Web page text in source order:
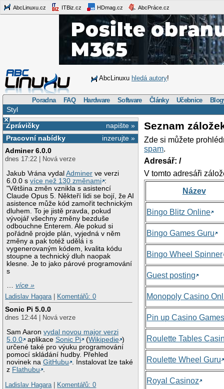
AbcLinuxu.cz ITBiz.cz HDmag.cz AbcPráce.cz
AbcLinuxu hledá autory!
Poradna FAQ Hardware Software Články Učebnice
Styl
×
napište »
Zprávičky
inzerujte »
Pracovní nabídky
Adminer 6.0.0
dnes 17:22 | Nová verze
Jakub Vrána vydalAdminer ve verzi
6.0.0 svíce než 130 změnami :
"Většina změn vznikla s asistencí
Claude Opus 5. Někteří lidi se bojí, že AI
asistence může kód zamořit technickým
dluhem. To je jistě pravda, pokud
vývojář všechny změny bezduše
odbouchne Enterem. Ale pokud si
pořádně projde plán, vyjedná v něm
změny a pak totéž udělá i s
vygenerovaným kódem, kvalita kódu
stoupne a technický dluh naopak
klesne. Je to jako párové programování
s
…více »
Ladislav Hagara
Komentářů: 0
Sonic Pi 5.0.0
dnes 12:44 | Nová verze
Sam Aaronvydal novou major verzi
5.0.0
aplikaceSonic Pi (Wikipedie )
určené také pro výuku programování
pomocí skládání hudby. Přehled
novinek naGitHubu . Instalovat lze také
z Flathubu .
Ladislav Hagara
Komentářů: 0
Seznam
Zde si můžete
spam.
Adresář: /
V tomto adresáři
Název
Bingo Blitz Online
Bingo Games Guru
Bingo Wheel Spinner
Guest posting
Monopoly Casino
Pin up Casino
Roulette Tables
Roulette Wheel Guru
Royal Casinoz